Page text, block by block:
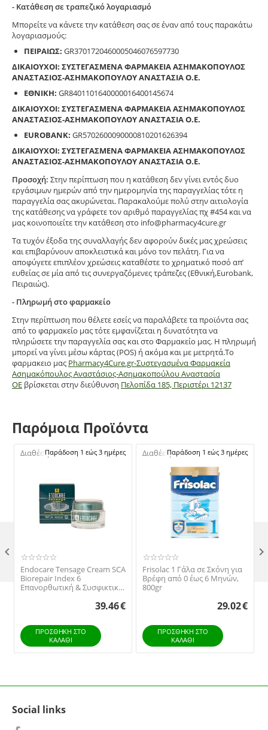
- Κατάθεση σε τραπεζικό λογαριασμό
Μπορείτε να κάνετε την κατάθεση σας σε έναν από τους παρακάτω
λογαριασμούς:
ΠΕΙΡΑΙΩΣ: GR3701720460005046076597730
ΔΙΚΑΙΟΥΧΟΙ: ΣΥΣΤΕΓΑΣΜΕΝΑ ΦΑΡΜΑΚΕΙΑ ΑΣΗΜΑΚΟΠΟΥΛΟΣ
ΑΝΑΣΤΑΣΙΟΣ-ΑΣΗΜΑΚΟΠΟΥΛΟΥ ΑΝΑΣΤΑΣΙΑ Ο.Ε.
ΕΘΝΙΚΗ: GR8401101640000016400145674
ΔΙΚΑΙΟΥΧΟΙ: ΣΥΣΤΕΓΑΣΜΕΝΑ ΦΑΡΜΑΚΕΙΑ ΑΣΗΜΑΚΟΠΟΥΛΟΣ
ΑΝΑΣΤΑΣΙΟΣ-ΑΣΗΜΑΚΟΠΟΥΛΟΥ ΑΝΑΣΤΑΣΙΑ Ο.Ε.
EUROBANK: GR5702600090000810201626394
ΔΙΚΑΙΟΥΧΟΙ: ΣΥΣΤΕΓΑΣΜΕΝΑ ΦΑΡΜΑΚΕΙΑ ΑΣΗΜΑΚΟΠΟΥΛΟΣ
ΑΝΑΣΤΑΣΙΟΣ-ΑΣΗΜΑΚΟΠΟΥΛΟΥ ΑΝΑΣΤΑΣΙΑ Ο.Ε.
Προσοχή: Στην περίπτωση που η κατάθεση δεν γίνει εντός δυο
εργάσιμων ημερών από την ημερομηνία της παραγγελίας τότε η
παραγγελία σας ακυρώνεται. Παρακαλούμε πολύ στην αιτιολογία
της κατάθεσης να γράφετε τον αριθμό παραγγελίας πχ #454 και να
μας κοινοποιείτε την κατάθεση στο info@pharmacy4cure.gr
Τα τυχόν έξοδα της συναλλαγής δεν αφορούν δικές μας χρεώσεις
και επιβαρύνουν αποκλειστικά και μόνο τον πελάτη. Για να
αποφύγετε επιπλέον χρεώσεις καταθέστε το χρηματικό ποσό απ’
ευθείας σε μία από τις συνεργαζόμενες τράπεζες (Εθνική,Eurobank,
Πειραιώς).
- Πληρωμή στο φαρμακείο
Στην περίπτωση που θέλετε εσείς να παραλάβετε τα προϊόντα σας
από το φαρμακείο μας τότε εμφανίζεται η δυνατότητα να
πληρώσετε την παραγγελία σας και στο Φαρμακείο μας. Η πληρωμή
μπορεί να γίνει μέσω κάρτας (POS) ή ακόμα και με μετρητά.Το
φαρμακειο μας Pharmacy4Cure.gr-Συστεγασμένα Φαρμακεία
Ασημακόπουλος Αναστάσιος-Ασημακοπούλου Αναστασία
ΟΕ βρίσκεται στην διεύθυνση Πελοπίδα 185, Περιστέρι 12137
Παρόμοια Προϊόντα
Διαθέσιμο:Παράδοση 1 εώς 3 ημέρες
Endocare Tensage Cream SCA
Biorepair Index 6
Επανορθωτική & Συσφικτική
39.46€
ΠΡΟΣΘΉΚΗ ΣΤΟ
ΚΑΛΆΘΙ
Διαθέσιμο:Παράδοση 1 εώς 3 ημέρες
Frisolac 1 Γάλα σε Σκόνη για
Βρέφη από 0 έως 6 Μηνών,
800gr
29.02€
ΠΡΟΣΘΉΚΗ ΣΤΟ
ΚΑΛΆΘΙ
 
Social links